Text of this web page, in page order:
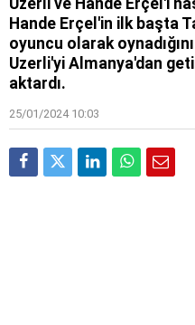
Hande Erçel'in ilk başta
oyuncu olarak
Uzerli'yi Almanya'dan
aktardı.
25/01/2024 10:03